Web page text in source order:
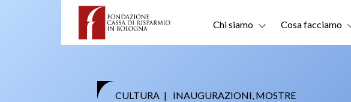
Chi siamo Cosa facciamo
CULTURA | INAUGURAZIONI, MOSTRE